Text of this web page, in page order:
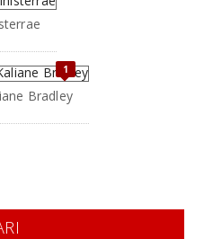
1
Bradley